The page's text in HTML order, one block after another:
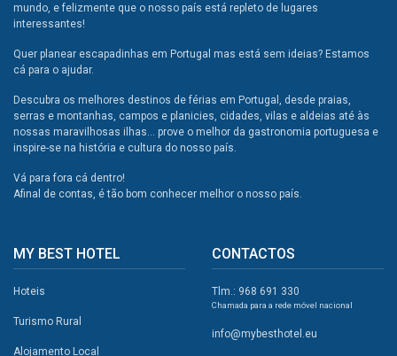
mundo, e felizmente que o nosso país está repleto de lugares
interessantes!
Quer planear escapadinhas em Portugal mas está sem ideias? Estamos
cá para o ajudar.
Descubra os melhores destinos de férias em Portugal, desde praias,
serras e montanhas, campos e planicies, cidades, vilas e aldeias até às
nossas maravilhosas ilhas... prove o melhor da gastronomia portuguesa e
inspire-se na história e cultura do nosso país.
Vá para fora cá dentro!
Afinal de contas, é tão bom conhecer melhor o nosso país.
MY BEST HOTEL
Hoteis
Turismo Rural
Alojamento Local
CONTACTOS
Tlm.: 968 691 330
Chamada para a rede móvel nacional
info@mybesthotel.eu